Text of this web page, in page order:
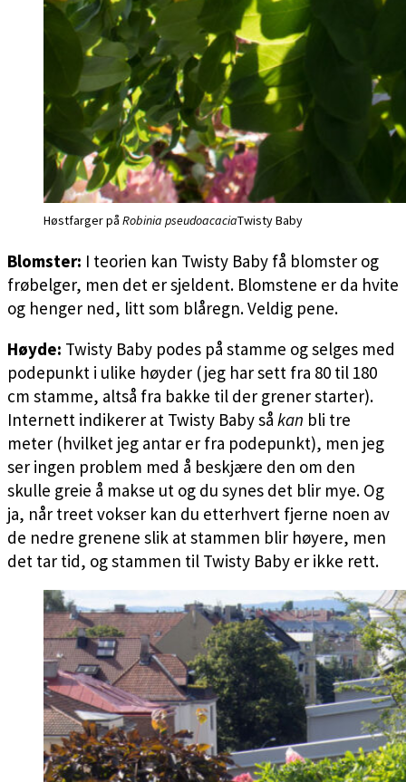
Høstfarger på Robinia pseudoacaciaTwisty Baby
Blomster: I teorien kan Twisty Baby få blomster og
frøbelger, men det er sjeldent. Blomstene er da hvite
og henger ned, litt som blåregn. Veldig pene.
Høyde: Twisty Baby podes på stamme og selges med
podepunkt i ulike høyder (jeg har sett fra 80 til 180
cm stamme, altså fra bakke til der grener starter).
Internett indikerer at Twisty Baby så kan bli tre
meter (hvilket jeg antar er fra podepunkt), men jeg
ser ingen problem med å beskjære den om den
skulle greie å makse ut og du synes det blir mye. Og
ja, når treet vokser kan du etterhvert fjerne noen av
de nedre grenene slik at stammen blir høyere, men
det tar tid, og stammen til Twisty Baby er ikke rett.